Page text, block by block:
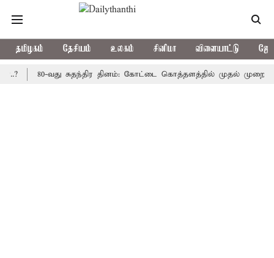
தமிழகம் தேசியம் உலகம் சினிமா விளையாட்டு
80-வது சுதந்திர தினம்: கோட்டை கொத்தளத்தில் முதல் முறையாக